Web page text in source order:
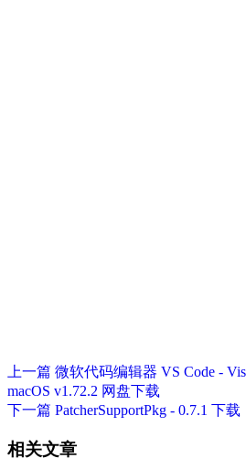
上一篇 微软代码编辑器 VS Code -
macOS v1.72.2 网盘下载
下一篇 PatcherSupportPkg - 0.7.1 下载
相关文章